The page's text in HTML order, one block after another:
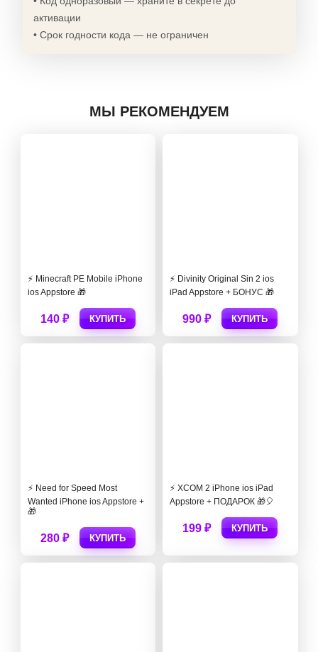
активации
• Срок годности кода — не ограничен
МЫ РЕКОМЕНДУЕМ
⚡️ Minecraft PE Mobile iPhone
ios Appstore 🎁
140 ₽ КУПИТЬ
⚡️ Divinity Original Sin 2 ios
iPad Appstore + БОНУС 🎁
990 ₽ КУПИТЬ
⚡️ Need for Speed Most
Wanted iPhone ios Appstore +
🎁
280 ₽ КУПИТЬ
⚡️ XCOM 2 iPhone ios iPad
Appstore + ПОДАРОК 🎁🎈
199 ₽ КУПИТЬ